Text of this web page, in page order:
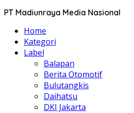
PT Madiunraya Media Nasional
Home
Kategori
Label
Balapan
Berita Otomotif
Bulutangkis
Daihatsu
DKI Jakarta